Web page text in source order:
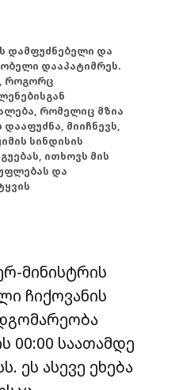
დამფუძნებელი და
დააპატიმრეს.
როგორც
რომელიც მზია
მიიჩნევს,
სინდისის
ითხოვს მის
და
მინისტრის
ჩიქოვანის
00:00 საათამდე
ეს ასევე ეხება